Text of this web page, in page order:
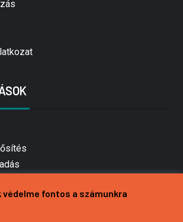
védelme fontos a számunkra